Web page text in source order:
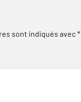
sont indiqués avec*